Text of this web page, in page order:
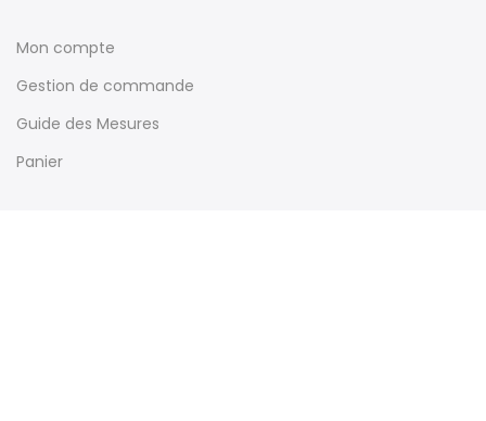
Mon compte
Gestion de commande
Guide des Mesures
Panier